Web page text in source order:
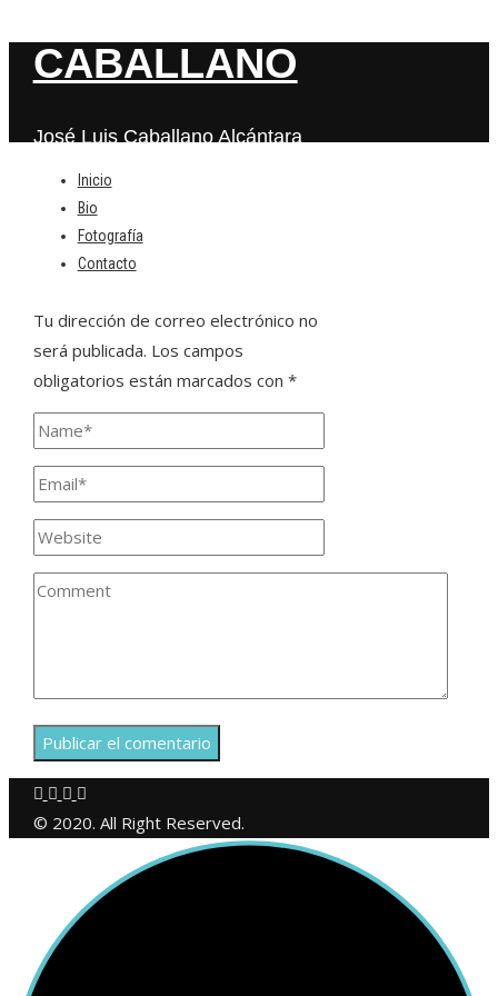
CABALLANO
José Luis Caballano Alcántara
Inicio
Bio
Fotografía
Contacto
Deja una respuesta
Tu dirección de correo electrónico no
será publicada. Los campos
obligatorios están marcados con *
© 2020. All Right Reserved.